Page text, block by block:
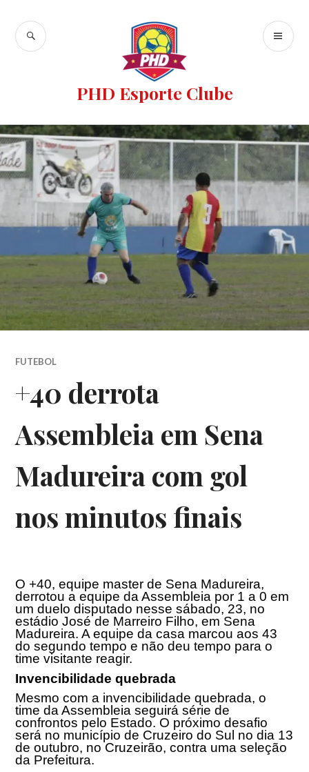
PHD Esporte Clube
FUTEBOL
+40 derrota
Assembleia em Sena
Madureira com gol
nos minutos finais
O +40, equipe master de Sena Madureira,
derrotou a equipe da Assembleia por 1 a 0 em
um duelo disputado nesse sábado, 23, no
estádio José de Marreiro Filho, em Sena
Madureira. A equipe da casa marcou aos 43
do segundo tempo e não deu tempo para o
time visitante reagir.
Invencibilidade quebrada
Mesmo com a invencibilidade quebrada, o
time da Assembleia seguirá série de
confrontos pelo Estado. O próximo desafio
será no município de Cruzeiro do Sul no dia 13
de outubro, no Cruzeirão, contra uma seleção
da Prefeitura.